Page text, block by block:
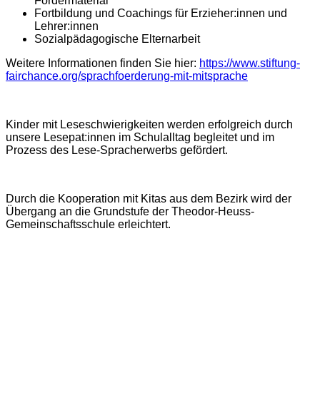
Fortbildung und Coachings für Erzieher:innen und
Lehrer:innen
Sozialpädagogische Elternarbeit
Weitere Informationen finden Sie hier: https://www.stiftung-
fairchance.org/sprachfoerderung-mit-mitsprache
Kinder mit Leseschwierigkeiten werden erfolgreich durch
unsere Lesepat:innen im Schulalltag begleitet und im
Prozess des Lese-Spracherwerbs gefördert.
Durch die Kooperation mit Kitas aus dem Bezirk wird der
Übergang an die Grundstufe der Theodor-Heuss-
Gemeinschaftsschule erleichtert.